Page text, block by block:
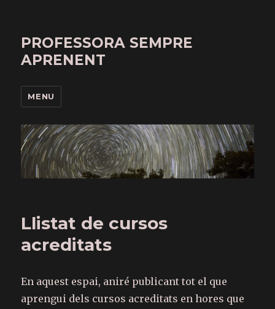
PROFESSORA SEMPRE
APRENENT
MENU
Llistat de cursos
acreditats
En aquest espai, aniré publicant tot el que
aprengui dels cursos acreditats en hores que